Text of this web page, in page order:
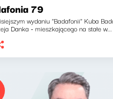
79
wydaniu "Badafonii" Kuba
Danka - mieszkającego na stałe w...